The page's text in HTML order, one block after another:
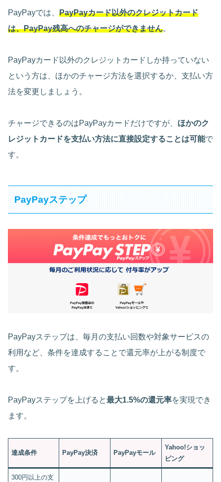
PayPayでは、 PayPayカード以外のクレジットカード
は、PayPay残高へのチャージができません。
PayPayカード以外のクレジットカードしか持っていない
という方は、ほかのチャージ方法を選択するか、支払い方
法を変更しましょう。
チャージできるのはPayPayカードだけですが、 ほかのク
レジットカードを支払い方法に直接設定することは可能で
す。
PayPayステップ
PayPayステップは、毎月の支払い回数や対象サービスの
利用など、条件を達成することで還元率が上がる制度で
す。
PayPayステップを上げると最大1.5%の還元率を実現でき
ます。
達成条件 PayPay決済 PayPayモール
Yahoo!ショッ
ピング
300円以上の支